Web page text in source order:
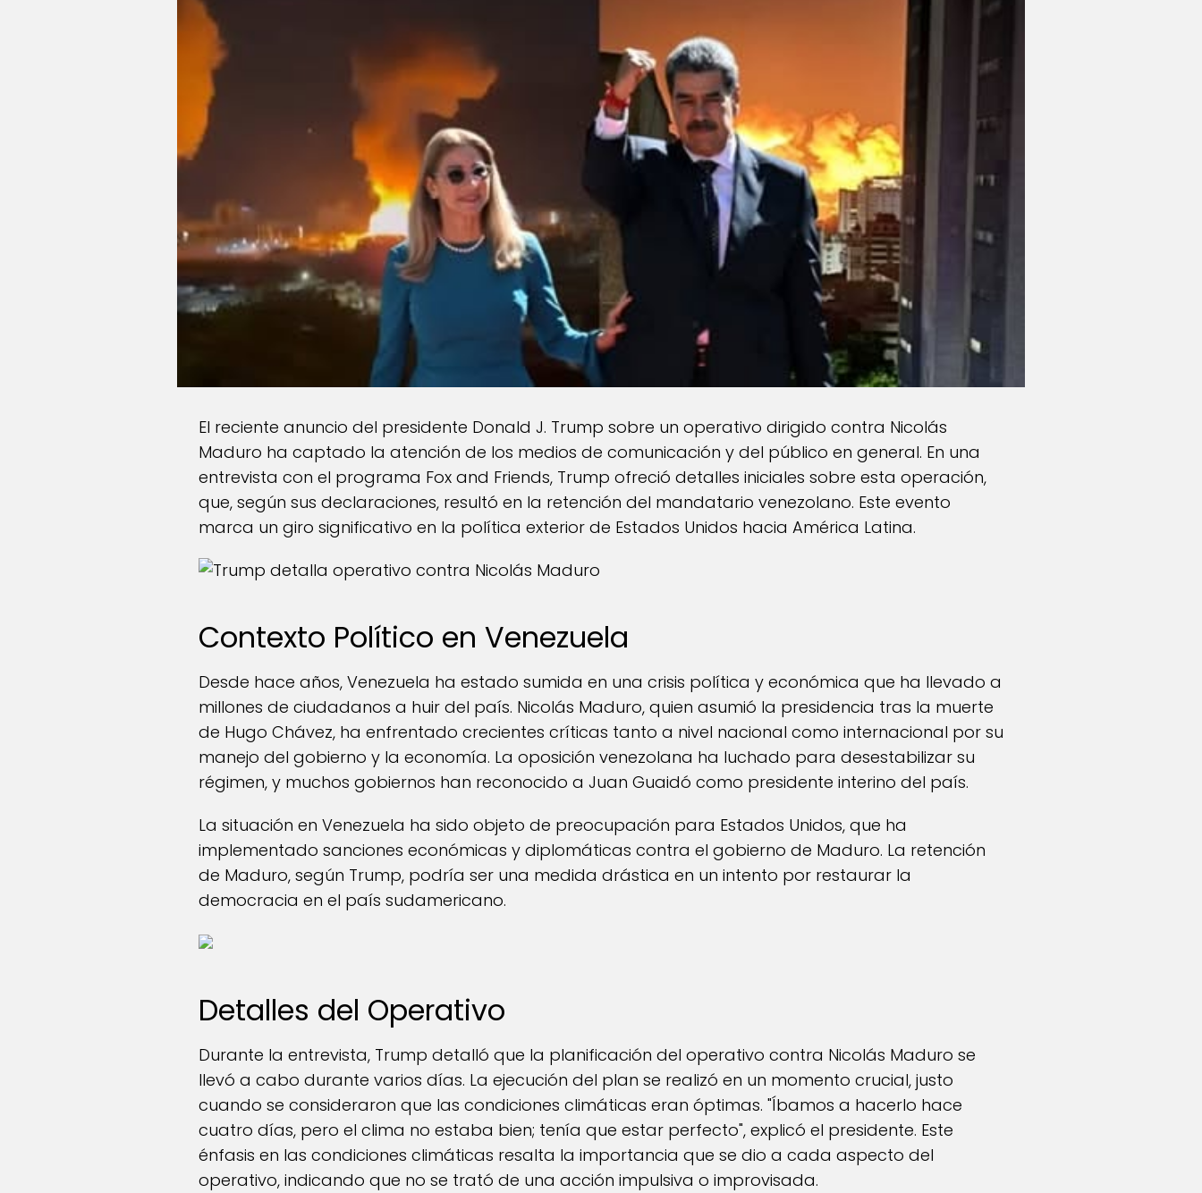
El reciente anuncio del presidente Donald J. Trump sobre un operativo dirigido contra Nicolás
Maduro ha captado la atención de los medios de comunicación y del público en general. En una
entrevista con el programa Fox and Friends, Trump ofreció detalles iniciales sobre esta operación,
que, según sus declaraciones, resultó en la retención del mandatario venezolano. Este evento
marca un giro significativo en la política exterior de Estados Unidos hacia América Latina.
Contexto Político en Venezuela
Desde hace años, Venezuela ha estado sumida en una crisis política y económica que ha llevado a
millones de ciudadanos a huir del país. Nicolás Maduro, quien asumió la presidencia tras la muerte
de Hugo Chávez, ha enfrentado crecientes críticas tanto a nivel nacional como internacional por su
manejo del gobierno y la economía. La oposición venezolana ha luchado para desestabilizar su
régimen, y muchos gobiernos han reconocido a Juan Guaidó como presidente interino del país.
La situación en Venezuela ha sido objeto de preocupación para Estados Unidos, que ha
implementado sanciones económicas y diplomáticas contra el gobierno de Maduro. La retención
de Maduro, según Trump, podría ser una medida drástica en un intento por restaurar la
democracia en el país sudamericano.
Detalles del Operativo
Durante la entrevista, Trump detalló que la planificación del operativo contra Nicolás Maduro se
llevó a cabo durante varios días. La ejecución del plan se realizó en un momento crucial, justo
cuando se consideraron que las condiciones climáticas eran óptimas. "Íbamos a hacerlo hace
cuatro días, pero el clima no estaba bien; tenía que estar perfecto", explicó el presidente. Este
énfasis en las condiciones climáticas resalta la importancia que se dio a cada aspecto del
operativo, indicando que no se trató de una acción impulsiva o improvisada.